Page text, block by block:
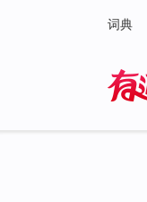
词典